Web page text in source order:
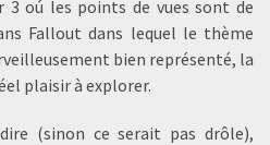
3 oú les points de vues sont de
Fallout dans lequel le thème
bien représenté, la
plaisir à explorer.
(sinon ce serait pas drôle),